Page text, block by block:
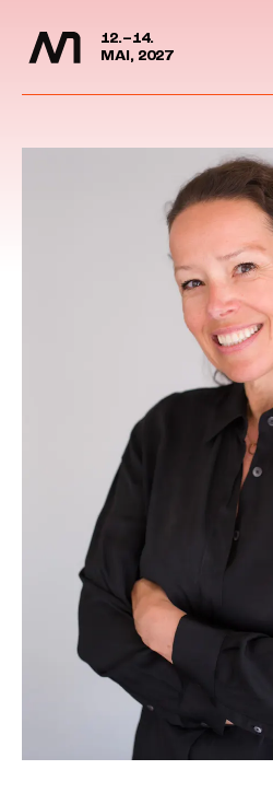
Jump to content
12.–14.
MAI, 2027